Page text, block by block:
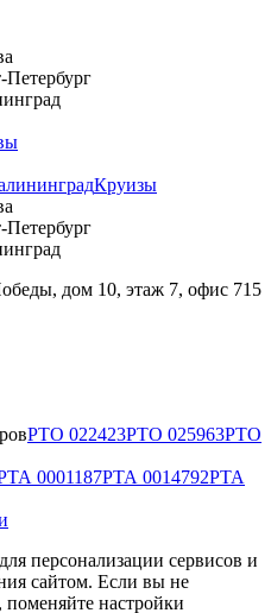
Круизы
дом 10, этаж 7, офис 715
РТО 022423РТО 025963РТО
0001187РТА 0014792РТА
персонализации сервисов и
сайтом. Если вы не
поменяйте настройки